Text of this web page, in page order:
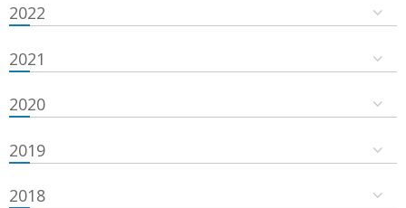
2022
2021
2020
2019
2018